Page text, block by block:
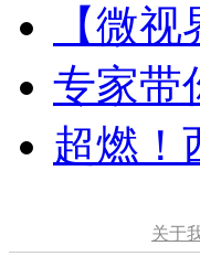
【微
专家带
超燃！
关于